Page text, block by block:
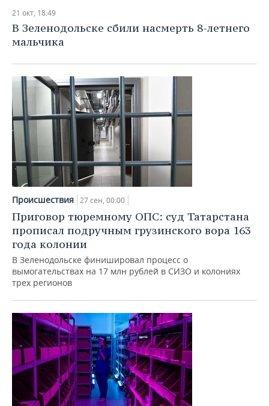
21 окт, 18:49
В Зеленодольске сбили насмерть 8-летнего
мальчика
Происшествия 27 сен, 00:00
Приговор тюремному ОПС: суд Татарстана
прописал подручным грузинского вора 163
года колонии
В Зеленодольске финишировал процесс о
вымогательствах на 17 млн рублей в СИЗО и колониях
трех регионов